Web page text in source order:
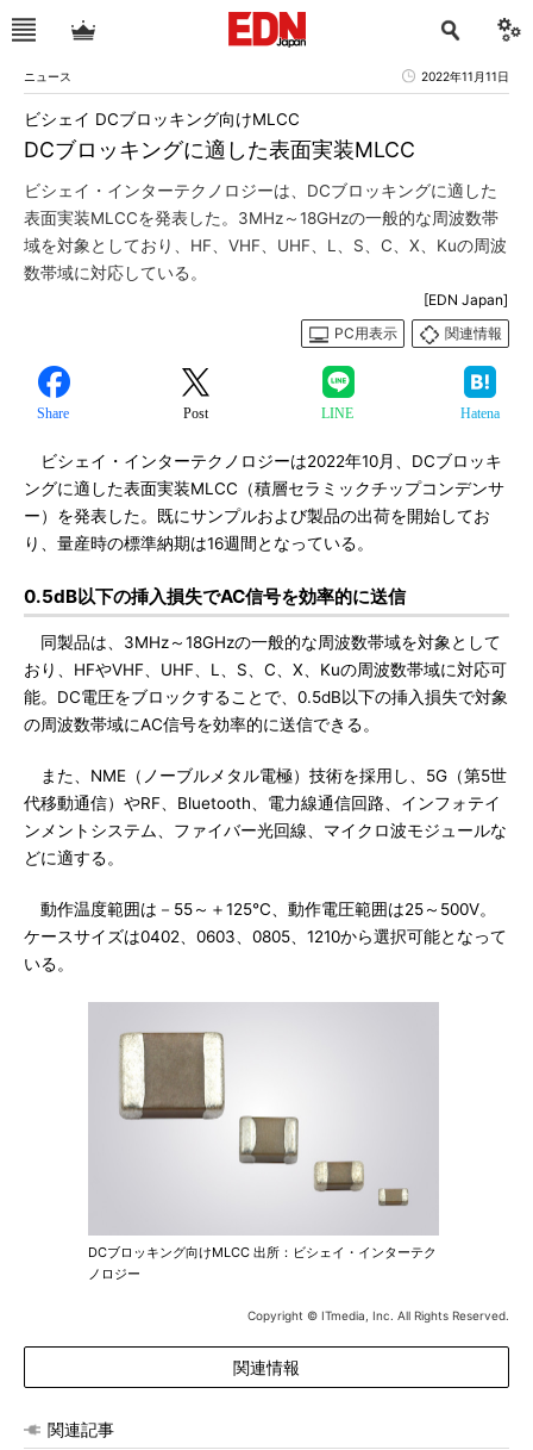
ニュース 2022年11月11日
DCブロッキングに適した表面実装MLCC
ビシェイ DCブロッキング向けMLCC
ビシェイ・インターテクノロジーは、DCブロッキングに適した
表面実装MLCCを発表した。3MHz～18GHzの一般的な周波数帯
域を対象としており、HF、VHF、UHF、L、S、C、X、Kuの周波
数帯域に対応している。
[EDN Japan]
PC用表示
関連情報
Share Post LINE Hatena
ビシェイ・インターテクノロジーは2022年10月、DCブロッキ
ングに適した表面実装MLCC（積層セラミックチップコンデンサ
ー）を発表した。既にサンプルおよび製品の出荷を開始してお
り、量産時の標準納期は16週間となっている。
0.5dB以下の挿入損失でAC信号を効率的に送信
同製品は、3MHz～18GHzの一般的な周波数帯域を対象として
おり、HFやVHF、UHF、L、S、C、X、Kuの周波数帯域に対応可
能。DC電圧をブロックすることで、0.5dB以下の挿入損失で対象
の周波数帯域にAC信号を効率的に送信できる。
また、NME（ノーブルメタル電極）技術を採用し、5G（第5世
代移動通信）やRF、Bluetooth、電力線通信回路、インフォテイ
ンメントシステム、ファイバー光回線、マイクロ波モジュールな
どに適する。
動作温度範囲は－55～＋125℃、動作電圧範囲は25～500V。
ケースサイズは0402、0603、0805、1210から選択可能となって
いる。
DCブロッキング向けMLCC 出所：ビシェイ・インターテク
ノロジー
Copyright © ITmedia, Inc. All Rights Reserved.
関連情報
関連記事